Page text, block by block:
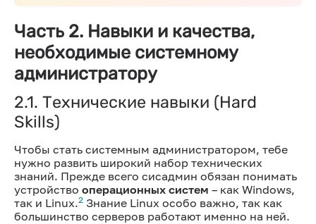
Часть 2. Навыки и качества,
необходимые системному
администратору
2.1. Технические навыки (Hard
Skills)
Чтобы стать системным администратором, тебе
нужно развить широкий набор технических
знаний. Прежде всего сисадмин обязан понимать
устройство операционных систем – как Windows,
так и Linux.2 Знание Linux особо важно, так как
большинство серверов работают именно на ней.